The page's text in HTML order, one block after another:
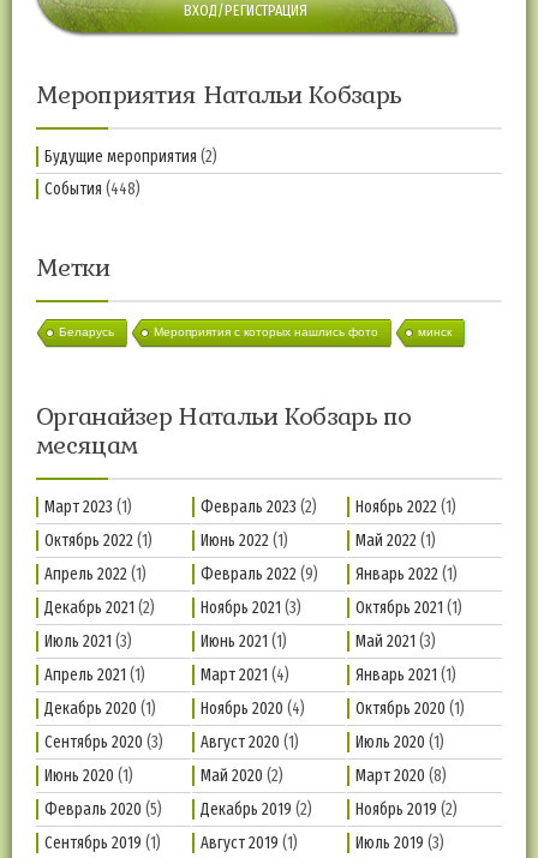
ВХОД/РЕГИСТРАЦИЯ
Мероприятия Натальи Кобзарь
Будущие мероприятия (2)
События (448)
Метки
Беларусь Мероприятия с которых нашлись фото минск
Органайзер Натальи Кобзарь по
месяцам
Март 2023 (1) Февраль 2023 (2) Ноябрь 2022(1)
Октябрь 2022(1) Июнь 2022(1) Май 2022(1)
Апрель 2022(1) Февраль 2022(9) Январь 2022(1)
Декабрь 2021 (2) Ноябрь 2021 (3) Октябрь 2021 (1)
Июль 2021 (3) Июнь 2021 (1) Май 2021 (3)
Апрель 2021 (1) Март 2021 (4) Январь 2021 (1)
Декабрь 2020 (1) Ноябрь 2020 (4) Октябрь 2020 (1)
Сентябрь 2020 (3) Август 2020 (1) Июль 2020 (1)
Июнь 2020 (1) Май 2020 (2) Март 2020 (8)
Февраль 2020 (5) Декабрь 2019 (2) Ноябрь 2019 (2)
Сентябрь 2019 (1) Август 2019 (1) Июль 2019 (3)